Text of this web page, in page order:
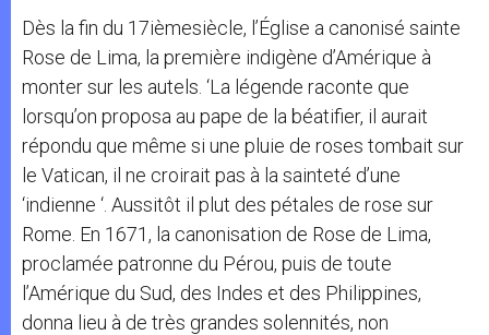
Dès la fin du 17ièmesiècle, l’Église a canonisé sainte
Rose de Lima, la première indigène d’Amérique à
monter sur les autels. ‘La légende raconte que
lorsqu’on proposa au pape de la béatifier, il aurait
répondu que même si une pluie de roses tombait sur
le Vatican, il ne croirait pas à la sainteté d’une
‘indienne ‘. Aussitôt il plut des pétales de rose sur
Rome. En 1671, la canonisation de Rose de Lima,
proclamée patronne du Pérou, puis de toute
l’Amérique du Sud, des Indes et des Philippines,
donna lieu à de très grandes solennités, non